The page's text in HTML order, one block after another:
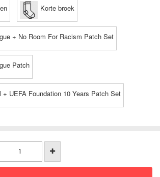
Korte broek
+ No Room For Racism Patch Set
Patch
+ UEFA Foundation 10 Years Patch Set